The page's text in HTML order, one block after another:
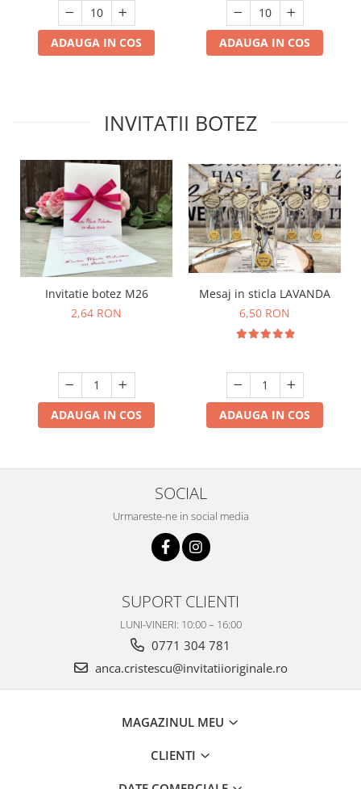
ADAUGA IN COS ADAUGA IN COS
INVITATII BOTEZ
Invitatie botez M26
2,64 RON
ADAUGA IN COS
Mesaj in sticla LAVANDA
6,50 RON
ADAUGA IN COS
SOCIAL
Urmareste-ne in social media
SUPORT CLIENTI
LUNI-VINERI: 10:00 – 16:00
0771 304 781
anca.cristescu@invitatiioriginale.ro
MAGAZINUL MEU
CLIENTI